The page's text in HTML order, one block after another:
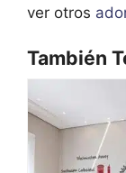
ver otros
También